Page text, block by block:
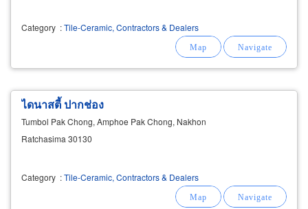
Category :Tile-Ceramic, Contractors & Dealers
ไดนาสตี้ ปากช่อง
Tumbol Pak Chong, Amphoe Pak Chong, Nakhon
Ratchasima 30130
Category :Tile-Ceramic, Contractors & Dealers